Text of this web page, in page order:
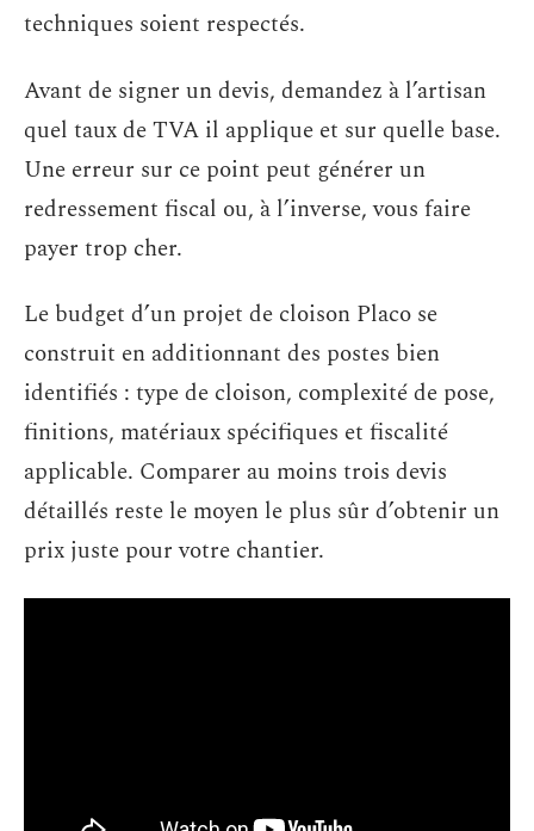
techniques soient respectés.
Avant de signer un devis, demandez à l’artisan
quel taux de TVA il applique et sur quelle base.
Une erreur sur ce point peut générer un
redressement fiscal ou, à l’inverse, vous faire
payer trop cher.
Le budget d’un projet de cloison Placo se
construit en additionnant des postes bien
identifiés : type de cloison, complexité de pose,
finitions, matériaux spécifiques et fiscalité
applicable. Comparer au moins trois devis
détaillés reste le moyen le plus sûr d’obtenir un
prix juste pour votre chantier.